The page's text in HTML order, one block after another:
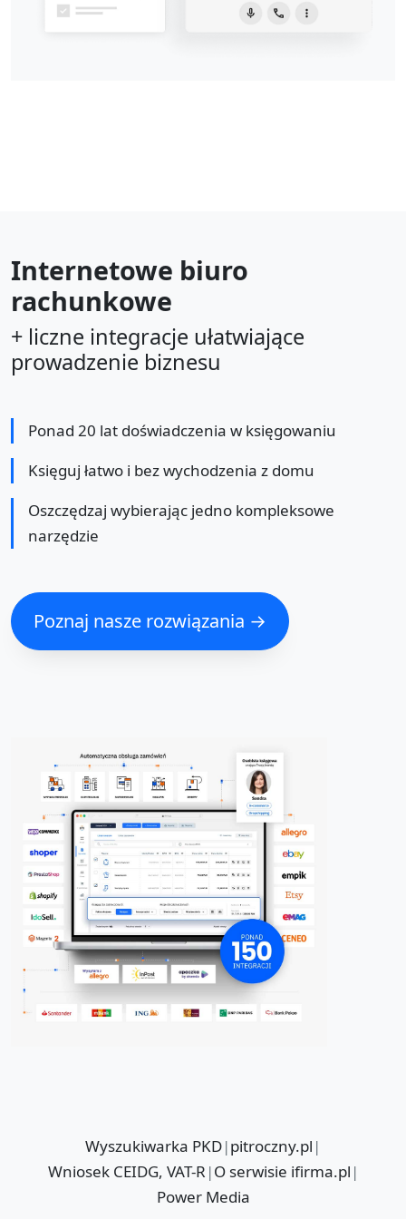
Internetowe biuro
rachunkowe
+ liczne integracje ułatwiające
prowadzenie biznesu
Ponad 20 lat doświadczenia w księgowaniu
Księguj łatwo i bez wychodzenia z domu
Oszczędzaj wybierając jedno kompleksowe
narzędzie
Poznaj nasze rozwiązania →
Wyszukiwarka PKD|pitroczny.pl |
Wniosek CEIDG, VAT-R |O serwisie ifirma.pl |
Power Media